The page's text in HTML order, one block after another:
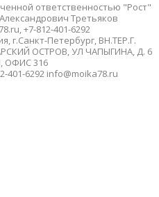
ответственностью "Рост"
Третьяков
+7-812-401-6292
г.Санкт-Петербург, ВН.ТЕР.Г.
ОСТРОВ, УЛ ЧАПЫГИНА, Д. 6
ОФИС 316
401-6292 info@moika78.ru